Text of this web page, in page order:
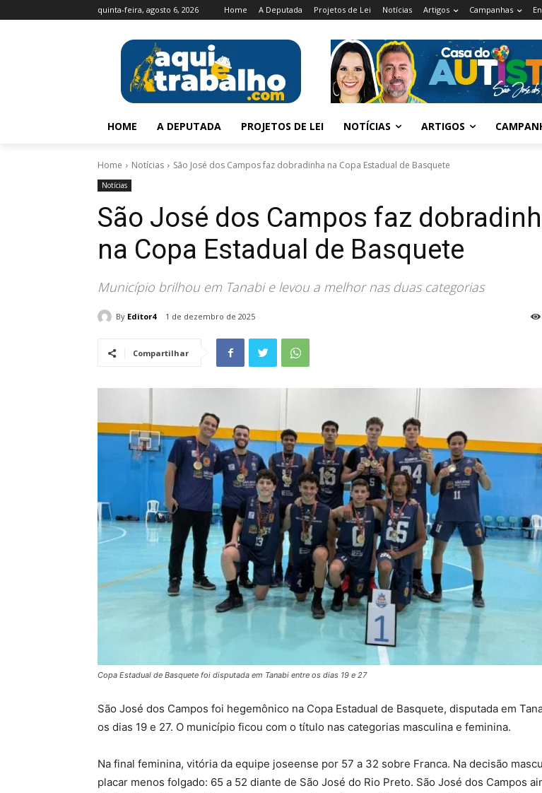
quinta-feira, agosto 6, 2026 Home A Deputada Projetos de Lei Notícias Artigos Campanhas
HOME A DEPUTADA PROJETOS DE LEI NOTÍCIAS ARTIGOS
Home Notícias São José dos Campos faz dobradinha na Copa Estadual de Basquete
Notícias
São José dos Campos faz
na Copa Estadual de Basquete
Município brilhou em Tanabi e levou a melhor nas duas categorias
By Editor4 1 de dezembro de 2025
Compartilhar
Copa Estadual de Basquete foi disputada em Tanabi entre os dias 19 e 27
São José dos Campos foi hegemônico na Copa Estadual de Basquete, disputada em
os dias 19 e 27. O município ficou com o título nas categorias masculina e feminina.
Na final feminina, vitória da equipe joseense por 57 a 32 sobre Franca. Na decisão
placar menos folgado: 65 a 52 diante de São José do Rio Preto. São José dos Campos